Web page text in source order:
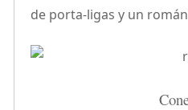
de porta-ligas y un